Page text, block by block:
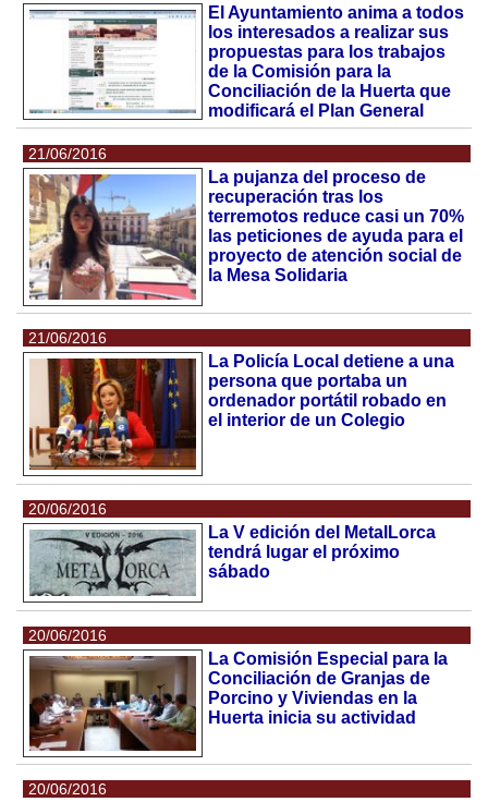
El Ayuntamiento anima a todos
los interesados a realizar sus
propuestas para los trabajos
de la Comisión para la
Conciliación de la Huerta que
modificará el Plan General
21/06/2016
La pujanza del proceso de
recuperación tras los
terremotos reduce casi un 70%
las peticiones de ayuda para el
proyecto de atención social de
la Mesa Solidaria
21/06/2016
La Policía Local detiene a una
persona que portaba un
ordenador portátil robado en
el interior de un Colegio
20/06/2016
La V edición del MetalLorca
tendrá lugar el próximo
sábado
20/06/2016
La Comisión Especial para la
Conciliación de Granjas de
Porcino y Viviendas en la
Huerta inicia su actividad
20/06/2016